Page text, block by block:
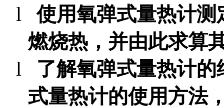
l
使用氧弹式量热计
燃烧热，并由此求算
l
了解氧弹式量热计
式量热计的使用方法